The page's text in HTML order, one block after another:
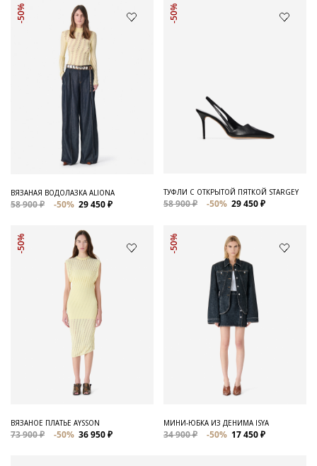
-50%
ВЯЗАНАЯ ВОДОЛАЗКА ALIONA
58 900 ₽ -50% 29 450 ₽
-50%
ТУФЛИ С ОТКРЫТОЙ ПЯТКОЙ STARGEY
58 900 ₽ -50% 29 450 ₽
-50%
ВЯЗАНОЕ ПЛАТЬЕ AYSSON
73 900 ₽ -50% 36 950 ₽
-50%
МИНИ-ЮБКА ИЗ ДЕНИМА ISYA
34 900 ₽ -50% 17 450 ₽